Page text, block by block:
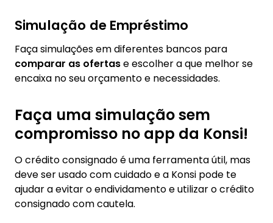
Simulação de Empréstimo
Faça simulações em diferentes bancos para
comparar as ofertase escolher a que melhor se
encaixa no seu orçamento e necessidades.
Faça uma simulação sem
compromisso no app da Konsi!
O crédito consignado é uma ferramenta útil, mas
deve ser usado com cuidado e a Konsi pode te
ajudar a evitar o endividamento e utilizar o crédito
consignado com cautela.